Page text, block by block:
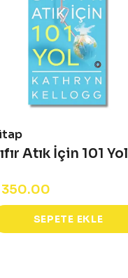
Atık İçin 101 Yol
350.00
SEPETE EKLE